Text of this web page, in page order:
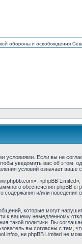
обороны и освобождения
условиями. Если вы не
уведомить вас об этом,
условий означает ваше
«phpBB Limited»,
обеспечения phpBB
содержания и/или поведения
которые могут
к вашему немедленному
такой политики. Вы
вы согласны с тем,
ни phpBB Limited не